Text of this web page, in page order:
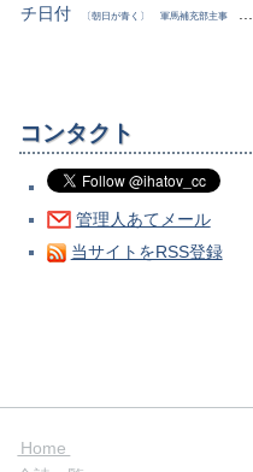
チ日付
〔朝日が青く〕 軍馬補充部主事
...
コンタクト
管理人あてメール
当サイトをRSS登録
Home